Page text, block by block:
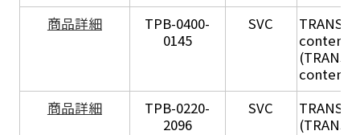
商品詳細
TPB-0400-
0145
SVC
content
content
商品詳細
TPB-0220-
2096
SVC TRANSIL